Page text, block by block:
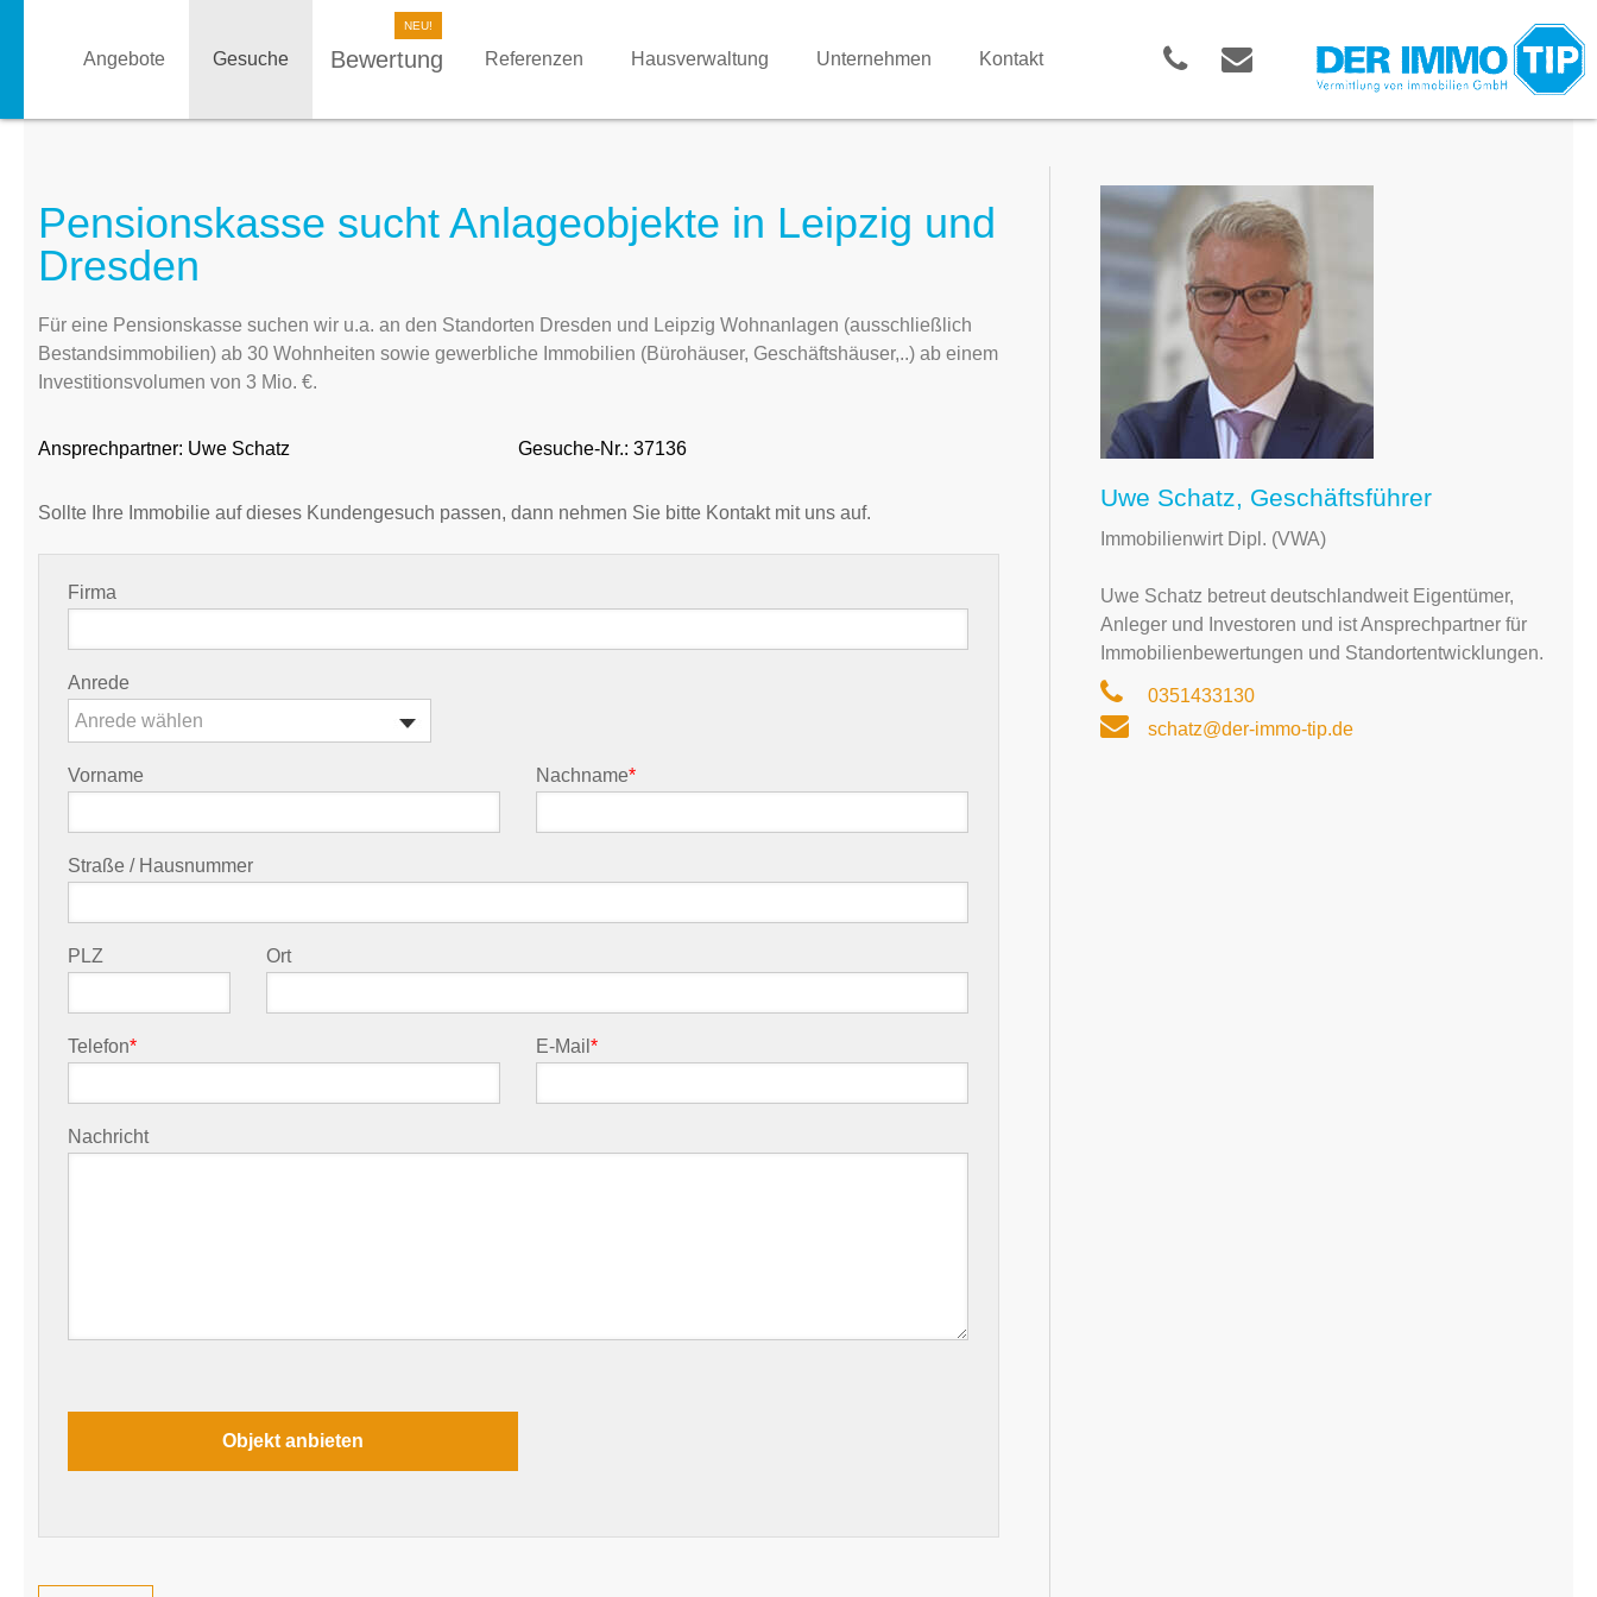
Angebote Gesuche Bewertung Referenzen Hausverwaltung Unternehmen Kontakt
Pensionskasse sucht Anlageobjekte in Leipzig und
Dresden
Für eine Pensionskasse suchen wir u.a. an den Standorten Dresden und Leipzig Wohnanlagen (ausschließlich
Bestandsimmobilien) ab 30 Wohnheiten sowie gewerbliche Immobilien (Bürohäuser, Geschäftshäuser,..) ab einem
Investitionsvolumen von 3 Mio. €.
Ansprechpartner: Uwe Schatz Gesuche-Nr.: 37136
Sollte Ihre Immobilie auf dieses Kundengesuch passen, dann nehmen Sie bitte Kontakt mit uns auf.
Firma
Anrede
Anrede wählen
Vorname Nachname*
Straße / Hausnummer
PLZ Ort
Telefon* E-Mail*
Nachricht
Uwe Schatz, Geschäftsführer
Immobilienwirt Dipl. (VWA)
Uwe Schatz betreut deutschlandweit Eigentümer,
Anleger und Investoren und ist Ansprechpartner für
Immobilienbewertungen und Standortentwicklungen.
0351433130
schatz@der-immo-tip.de